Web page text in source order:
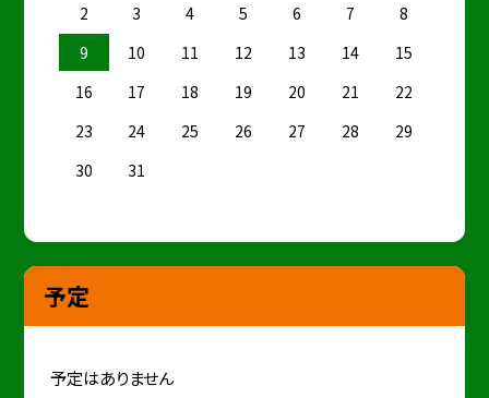
2
3 4 5 6 7
8
9
10 11 12 13 14
15
16
17 18 19 20 21
22
23
24 25 26 27 28
29
30
31
予定
予定はありません